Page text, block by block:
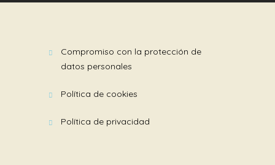
compromiso con la protección de
datos personales
política de cookies
política de privacidad